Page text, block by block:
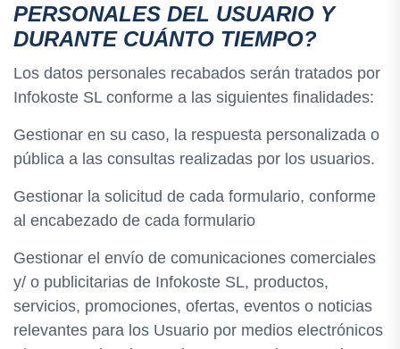
PERSONALES DEL USUARIO Y
DURANTE CUÁNTO TIEMPO?
Los datos personales recabados serán tratados por
Infokoste SL conforme a las siguientes finalidades:
Gestionar en su caso, la respuesta personalizada o
pública a las consultas realizadas por los usuarios.
Gestionar la solicitud de cada formulario, conforme
al encabezado de cada formulario
Gestionar el envío de comunicaciones comerciales
y/ o publicitarias de Infokoste SL, productos,
servicios, promociones, ofertas, eventos o noticias
relevantes para los Usuario por medios electrónicos